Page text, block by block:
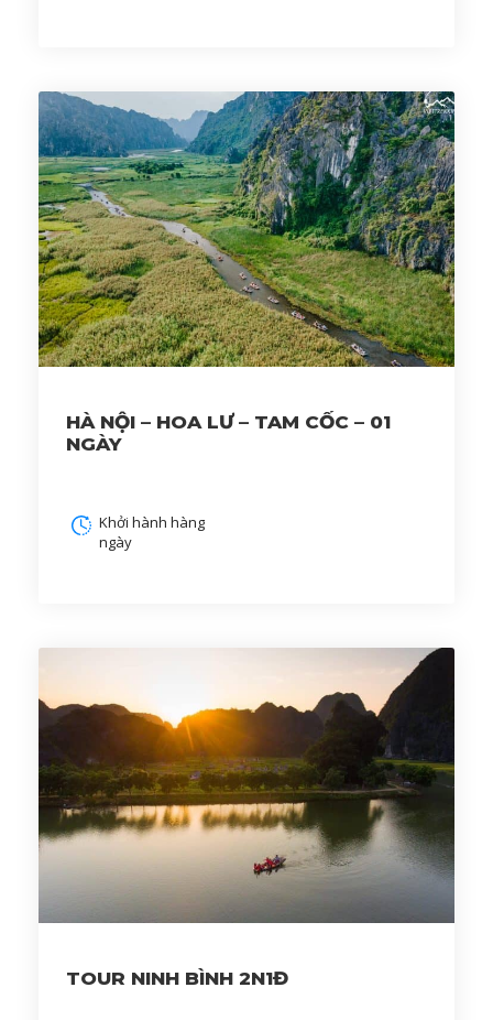
HÀ NỘI – HOA LƯ – TAM CỐC – 01
NGÀY
Khởi hành hàng
ngày
TOUR NINH BÌNH 2N1Đ